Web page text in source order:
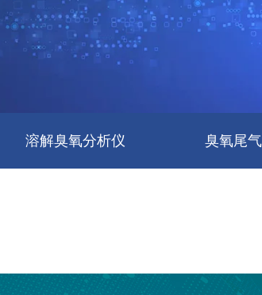
溶解臭氧分析仪 臭氧尾